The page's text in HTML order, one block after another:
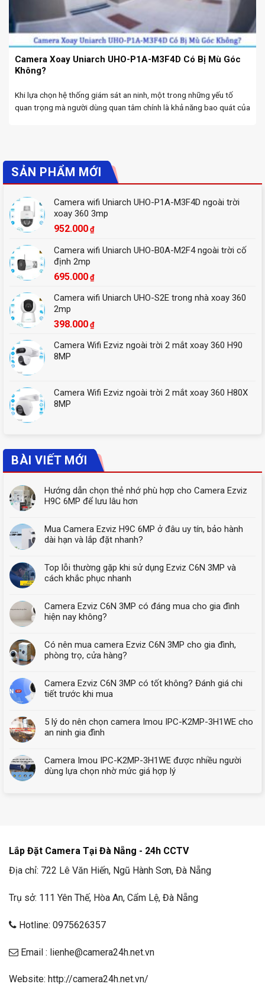
Camera Xoay Uniarch UHO-P1A-M3F4D Có Bị Mù Góc
Không?
Khi lựa chọn hệ thống giám sát an ninh, một trong những yếu tố
quan trọng mà người dùng quan tâm chính là khả năng bao quát của
SẢN PHẨM MỚI
Camera wifi Uniarch UHO-P1A-M3F4D ngoài trời
xoay 360 3mp
952.000 ₫
Camera wifi Uniarch UHO-B0A-M2F4 ngoài trời cố
định 2mp
695.000 ₫
Camera wifi Uniarch UHO-S2E trong nhà xoay 360
2mp
398.000 ₫
Camera Wifi Ezviz ngoài trời 2 mắt xoay 360 H90
8MP
Camera Wifi Ezviz ngoài trời 2 mắt xoay 360 H80X
8MP
BÀI VIẾT MỚI
Hướng dẫn chọn thẻ nhớ phù hợp cho Camera Ezviz
H9C 6MP để lưu lâu hơn
Mua Camera Ezviz H9C 6MP ở đâu uy tín, bảo hành
dài hạn và lắp đặt nhanh?
Top lỗi thường gặp khi sử dụng Ezviz C6N 3MP và
cách khắc phục nhanh
Camera Ezviz C6N 3MP có đáng mua cho gia đình
hiện nay không?
Có nên mua camera Ezviz C6N 3MP cho gia đình,
phòng trọ, cửa hàng?
Camera Ezviz C6N 3MP có tốt không? Đánh giá chi
tiết trước khi mua
5 lý do nên chọn camera Imou IPC-K2MP-3H1WE cho
an ninh gia đình
Camera Imou IPC-K2MP-3H1WE được nhiều người
dùng lựa chọn nhờ mức giá hợp lý
Lắp Đặt Camera Tại Đà Nẵng - 24h CCTV
Địa chỉ: 722 Lê Văn Hiến, Ngũ Hành Sơn, Đà Nẵng
Trụ sở: 111 Yên Thế, Hòa An, Cẩm Lệ, Đà Nẵng
Hotline: 0975626357
Email : lienhe@camera24h.net.vn
Website: http://camera24h.net.vn/